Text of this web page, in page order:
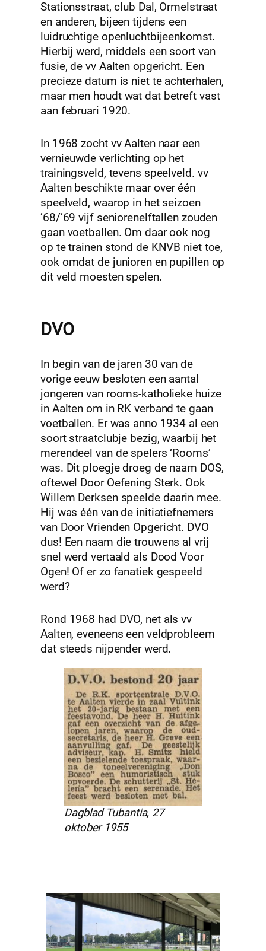
Stationsstraat, club Dal, Ormelstraat
en anderen, bijeen tijdens een
luidruchtige openluchtbijeenkomst.
Hierbij werd, middels een soort van
fusie, de vv Aalten opgericht. Een
precieze datum is niet te achterhalen,
maar men houdt wat dat betreft vast
aan februari 1920.
In 1968 zocht vv Aalten naar een
vernieuwde verlichting op het
trainingsveld, tevens speelveld. vv
Aalten beschikte maar over één
speelveld, waarop in het seizoen
’68/’69 vijf seniorenelftallen zouden
gaan voetballen. Om daar ook nog
op te trainen stond de KNVB niet toe,
ook omdat de junioren en pupillen op
dit veld moesten spelen.
DVO
In begin van de jaren 30 van de
vorige eeuw besloten een aantal
jongeren van rooms-katholieke huize
in Aalten om in RK verband te gaan
voetballen. Er was anno 1934 al een
soort straatclubje bezig, waarbij het
merendeel van de spelers ‘Rooms’
was. Dit ploegje droeg de naam DOS,
oftewel Door Oefening Sterk. Ook
Willem Derksen speelde daarin mee.
Hij was één van de initiatiefnemers
van Door Vrienden Opgericht. DVO
dus! Een naam die trouwens al vrij
snel werd vertaald als Dood Voor
Ogen! Of er zo fanatiek gespeeld
werd?
Rond 1968 had DVO, net als vv
Aalten, eveneens een veldprobleem
dat steeds nijpender werd.
Dagblad Tubantia, 27
oktober 1955